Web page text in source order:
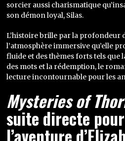
sorcier aussi charismatique
son démon loyal, Silas.
L’histoire brille par la profondeur
l’atmosphère immersive qu’elle
fluide et des thèmes forts tels que
des mots et la rédemption, le
lecture incontournable pour les
Mysteries of
suite directe